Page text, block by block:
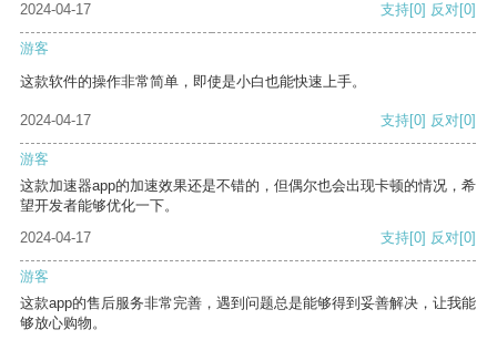
2024-04-17
支持[0] 反对[0]
游客
这款软件的操作非常简单，即使是小白也能快速上手。
2024-04-17 支持[0] 反对[0]
游客
这款加速器app的加速效果还是不错的，但偶尔也会出现卡顿的情况，希
望开发者能够优化一下。
2024-04-17
支持[0] 反对[0]
游客
这款app的售后服务非常完善，遇到问题总是能够得到妥善解决，让我能
够放心购物。